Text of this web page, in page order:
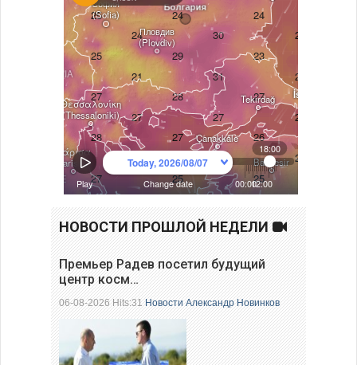
НОВОСТИ ПРОШЛОЙ НЕДЕЛИ
Премьер Радев посетил будущий
центр косм…
06-08-2026 Hits:31Новости Александр Новинков